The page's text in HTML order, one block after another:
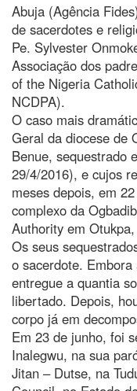
Abuja (Agência
de sacerdotes e
Pe. Sylvester
Associação dos
of the Nigeria
NCDPA).
O caso mais
Geral da diocese de
Benue, sequestrado
29/4/2016), e cujos
meses depois, em
complexo da
Authority em
Os seus
o sacerdote.
entregue a quantia
libertado. Depois,
corpo já em
Em 23 de junho, foi
Inalegwu, na sua
Jitan – Dutse, na